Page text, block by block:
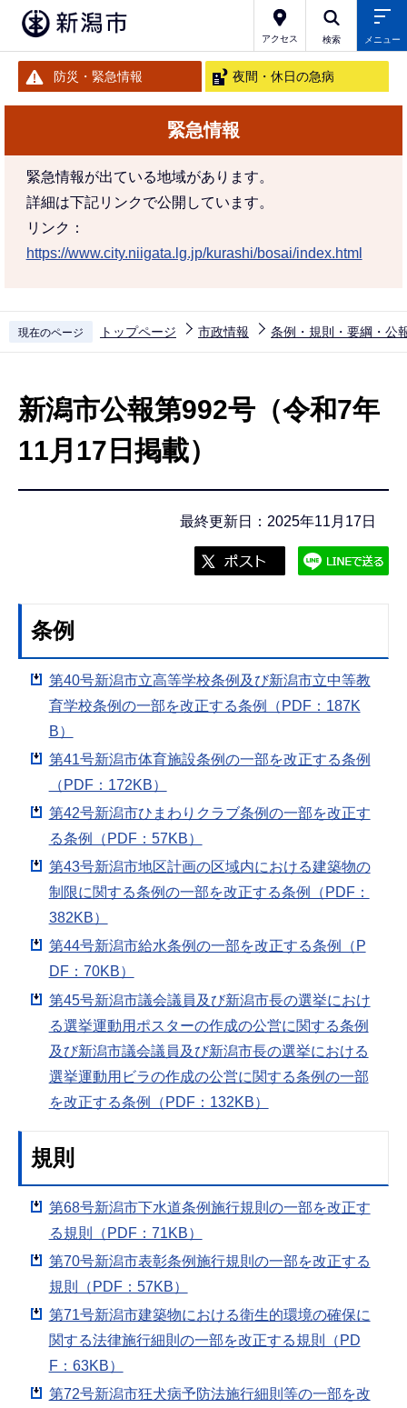
アクセス 検索 メニュー
防災・緊急情報 夜間・休日の急病
緊急情報
緊急情報が出ている地域があります。
詳細は下記リンクで公開しています。
リンク：
https://www.city.niigata.lg.jp/kurashi/bosai/index.html
現在のページ トップページ 市政情報 条例・規則・要綱・公
新潟市公報第992号（令和7年
11月17日掲載）
最終更新日：2025年11月17日
条例
第40号新潟市立高等学校条例及び新潟市立中等教
育学校条例の一部を改正する条例（PDF：187K
B）
第41号新潟市体育施設条例の一部を改正する条例
（PDF：172KB）
第42号新潟市ひまわりクラブ条例の一部を改正す
る条例（PDF：57KB）
第43号新潟市地区計画の区域内における建築物の
制限に関する条例の一部を改正する条例（PDF：
382KB）
第44号新潟市給水条例の一部を改正する条例（P
DF：70KB）
第45号新潟市議会議員及び新潟市長の選挙におけ
る選挙運動用ポスターの作成の公営に関する条例
及び新潟市議会議員及び新潟市長の選挙における
選挙運動用ビラの作成の公営に関する条例の一部
を改正する条例（PDF：132KB）
規則
第68号新潟市下水道条例施行規則の一部を改正す
る規則（PDF：71KB）
第70号新潟市表彰条例施行規則の一部を改正する
規則（PDF：57KB）
第71号新潟市建築物における衛生的環境の確保に
関する法律施行細則の一部を改正する規則（PD
F：63KB）
第72号新潟市狂犬病予防法施行細則等の一部を改